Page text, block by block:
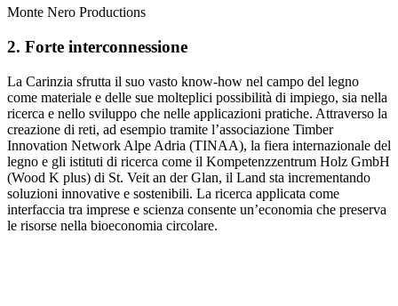
Monte Nero Productions
2. Forte interconnessione
La Carinzia sfrutta il suo vasto know-how nel campo del legno
come materiale e delle sue molteplici possibilità di impiego, sia nella
ricerca e nello sviluppo che nelle applicazioni pratiche. Attraverso la
creazione di reti, ad esempio tramite l’associazione Timber
Innovation Network Alpe Adria (TINAA), la fiera internazionale del
legno e gli istituti di ricerca come il Kompetenzzentrum Holz GmbH
(Wood K plus) di St. Veit an der Glan, il Land sta incrementando
soluzioni innovative e sostenibili. La ricerca applicata come
interfaccia tra imprese e scienza consente un’economia che preserva
le risorse nella bioeconomia circolare.